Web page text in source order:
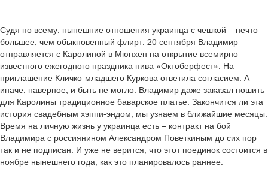
Судя по всему, нынешние отношения украинца с чешкой – нечто
большее, чем обыкновенный флирт. 20 сентября Владимир
отправляется с Каролиной в Мюнхен на открытие всемирно
известного ежегодного праздника пива «Октоберфест». На
приглашение Кличко-младшего Куркова ответила согласием. А
иначе, наверное, и быть не могло. Владимир даже заказал пошить
для Каролины традиционное баварское платье. Закончится ли эта
история свадебным хэппи-эндом, мы узнаем в ближайшие месяцы.
Время на личную жизнь у украинца есть – контракт на бой
Владимира с россиянином Александром Поветкиным до сих пор
так и не подписан. И уже не верится, что этот поединок состоится в
ноябре нынешнего года, как это планировалось раннее.